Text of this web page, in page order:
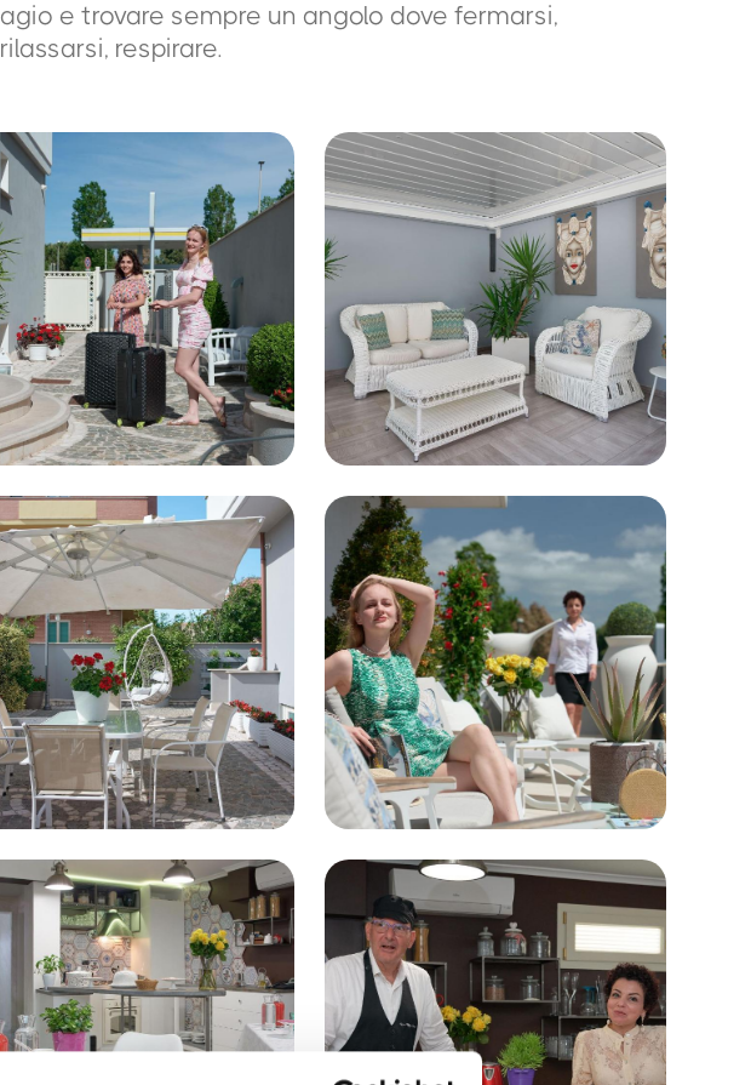
agio e trovare sempre un angolo dove fermarsi,
rilassarsi, respirare.